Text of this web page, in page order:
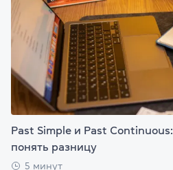
Past Simple и Past
понять разницу
5 минут